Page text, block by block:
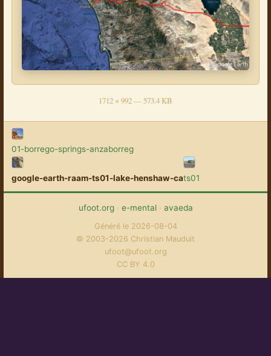
1712 × 992 — 573.4 KB
01-borrego-springs-anzaborreg
google-earth-raam-ts01-lake-henshaw-cats01
ufoot.org· e-mental· avaeda
Généré le 2026-08-04
© 2003-2026 Christian Mauduit
ufoot@ufoot.org
CC BY 4.0